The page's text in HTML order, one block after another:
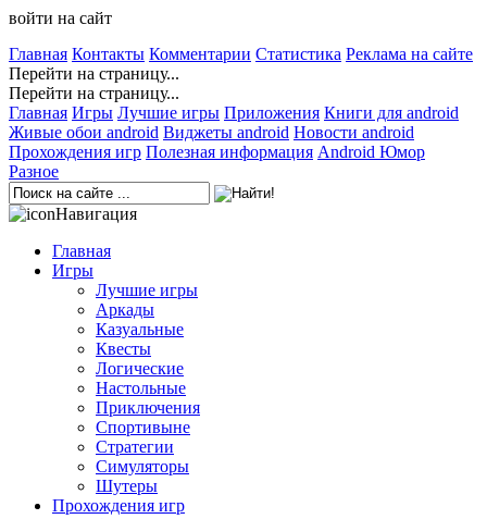
войти на сайт
Главная Контакты Комментарии Статистика Реклама на сайте
Перейти на страницу...
Перейти на страницу...
Главная Игры Лучшие игры Приложения Книги для android
Живые обои android Виджеты android Новости android
Прохождения игр Полезная информация Android Юмор
Разное
Навигация
Главная
Игры
Лучшие игры
Аркады
Казуальные
Квесты
Логические
Настольные
Приключения
Спортивыне
Стратегии
Симуляторы
Шутеры
Прохождения игр